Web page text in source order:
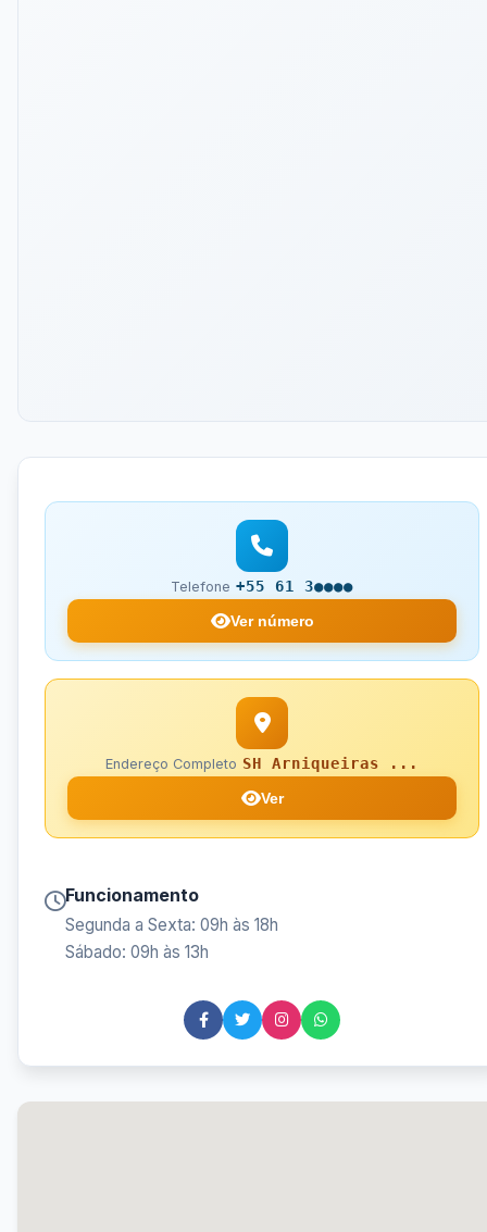
Telefone +55 61 3●●●●
Ver número
Endereço Completo SH Arniqueiras ...
Ver
Funcionamento
Segunda a Sexta: 09h às 18h
Sábado: 09h às 13h